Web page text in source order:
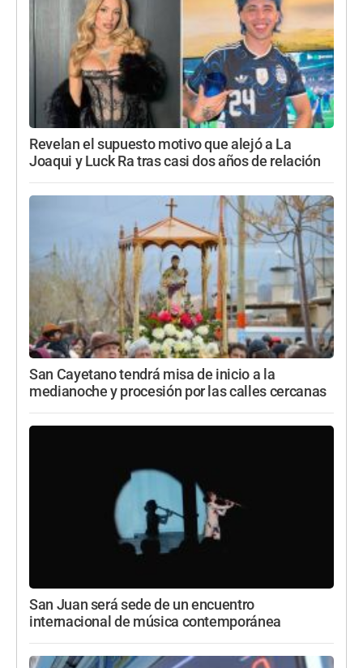
Revelan el supuesto motivo que alejó a La
Joaqui y Luck Ra tras casi dos años de relación
San Cayetano tendrá misa de inicio a la
medianoche y procesión por las calles cercanas
San Juan será sede de un encuentro
internacional de música contemporánea